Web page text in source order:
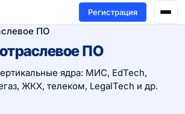
Регистрация
ПО
ПО
ядра: МИС, EdTech,
ЖКХ, телеком, LegalTech и др.